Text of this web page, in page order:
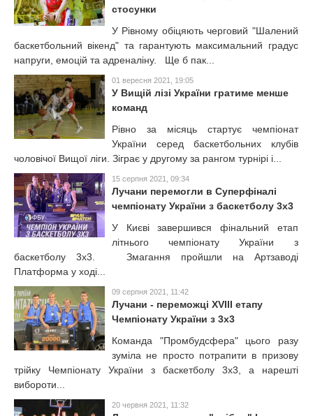
стосунки
У Рівному обіцяють черговий "Шалений
баскетбольний вікенд" та гарантують максимальний градус
напруги, емоцій та адреналіну. Ще б пак...
01 вересня 2021, 19:05
У Вищій лізі України гратиме менше
команд
Рівно за місяць стартує чемпіонат
України серед баскетбольних клубів
чоловічої Вищої ліги. Зіграє у другому за рангом турнірі і...
15 серпня 2021, 09:34
Лучани перемогли в Суперфіналі
чемпіонату України з баскетболу 3х3
У Києві завершився фінальний етап
літнього чемпіонату України з
баскетболу 3х3. Змагання пройшли на Артзаводі
Платформа у ході...
09 серпня 2021, 11:42
Лучани - переможці XVIII етапу
Чемпіонату України з 3х3
Команда "Промбудсфера" цього разу
зуміла не просто потрапити в призову
трійку Чемпіонату України з баскетболу 3х3, а нарешті
вибороти...
20 червня 2021, 11:32